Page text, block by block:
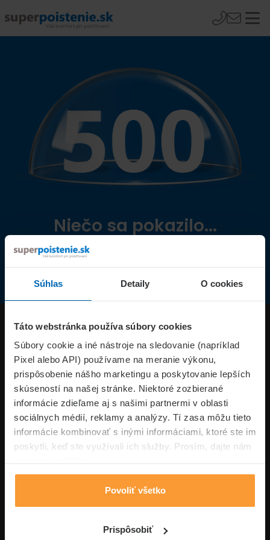
Súhlas Detaily O cookies
Táto webstránka používa súbory cookies
Súbory cookie a iné nástroje na sledovanie (napríklad
Pixel alebo API) používame na meranie výkonu,
prispôsobenie nášho marketingu a poskytovanie lepších
skúseností na našej stránke. Niektoré zozbierané
informácie zdieľame aj s našimi partnermi v oblasti
sociálnych médií, reklamy a analýzy. Tí zasa môžu tieto
informácie kombinovať s inými informáciami, ktoré ste im
poskytli, keď ste využívali ich služby. Prosím, dajte nám
Povoliť všetko
Prispôsobiť
Niečo sa pokazilo...
Přejít na úvodní stránku
Produkty
Superpoistenie.sk
Informácie
Typy poistení
Volajte pon-pia: 09:00–17:00 hod
0850 100 101
Napíšte nám